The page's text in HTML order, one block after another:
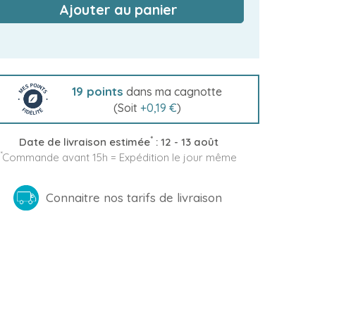
Ajouter au panier
19 points dans ma cagnotte
(Soit +0,19 €)
Date de livraison estimée*: 12 - 13 août
*Commande avant 15h = Expédition le jour même
Connaitre nos tarifs de livraison